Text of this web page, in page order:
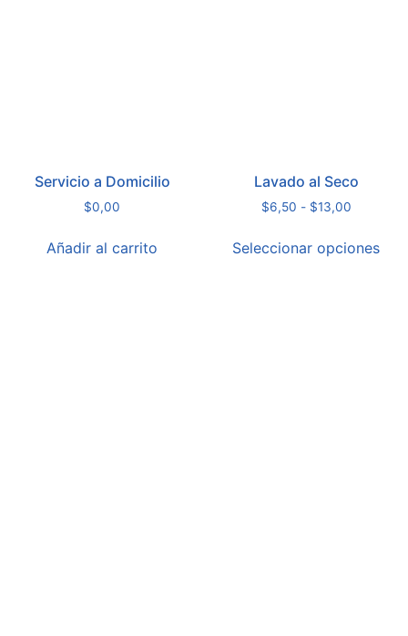
Servicio a Domicilio
$0,00
Añadir al carrito
Lavado al Seco
$6,50 - $13,00
Seleccionar opciones